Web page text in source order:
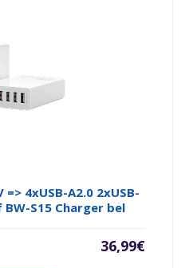
4xUSB-A2.0 2xUSB-
BW-S15 Charger bel
36,99€